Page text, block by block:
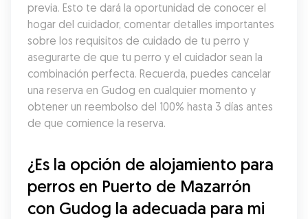
previa. Esto te dará la oportunidad de conocer el
hogar del cuidador, comentar detalles importantes
sobre los requisitos de cuidado de tu perro y
asegurarte de que tu perro y el cuidador sean la
combinación perfecta. Recuerda, puedes cancelar
una reserva en Gudog en cualquier momento y
obtener un reembolso del 100% hasta 3 días antes
de que comience la reserva.
¿Es la opción de alojamiento para
perros en Puerto de Mazarrón
con Gudog la adecuada para mi